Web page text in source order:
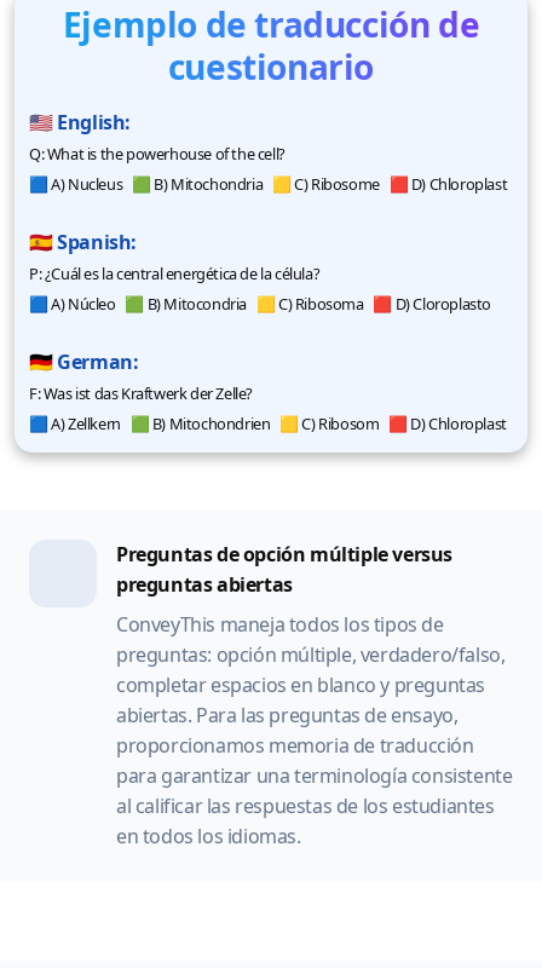
Ejemplo de traducción de
cuestionario
🇺🇸 English:
Q: What is the powerhouse of the cell?
🟦 A) Nucleus 🟩 B) Mitochondria 🟨 C) Ribosome 🟥 D) Chloroplast
🇪🇸 Spanish:
P: ¿Cuál es la central energética de la célula?
🟦 A) Núcleo 🟩 B) Mitocondria 🟨 C) Ribosoma 🟥 D) Cloroplasto
🇩🇪 German:
F: Was ist das Kraftwerk der Zelle?
🟦 A) Zellkern 🟩 B) Mitochondrien 🟨 C) Ribosom 🟥 D) Chloroplast
Preguntas de opción múltiple versus
preguntas abiertas
ConveyThis maneja todos los tipos de
preguntas: opción múltiple, verdadero/falso,
completar espacios en blanco y preguntas
abiertas. Para las preguntas de ensayo,
proporcionamos memoria de traducción
para garantizar una terminología consistente
al calificar las respuestas de los estudiantes
en todos los idiomas.